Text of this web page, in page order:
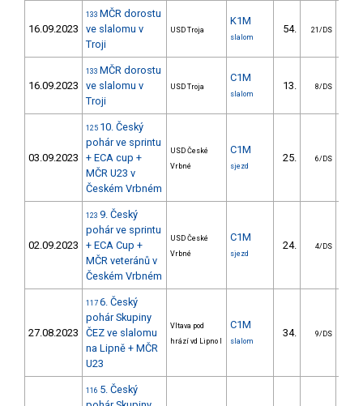
16.09.2023
133 MČR dorostu
ve slalomu v
Troji
USD Troja
K1M
slalom
54. 21/DS
16.09.2023
133 MČR dorostu
ve slalomu v
Troji
USD Troja
C1M
slalom
13. 8/DS
03.09.2023
125 10. Český
pohár ve sprintu
+ ECA cup +
MČR U23 v
Českém Vrbném
USD České
Vrbné
C1M
sjezd
25. 6/DS
02.09.2023
123 9. Český
pohár ve sprintu
+ ECA Cup +
MČR veteránů v
Českém Vrbném
USD České
Vrbné
C1M
sjezd
24. 4/DS
27.08.2023
117 6. Český
pohár Skupiny
ČEZ ve slalomu
na Lipně + MČR
U23
Vltava pod
hrází vd Lipno I
C1M
slalom
34. 9/DS
116 5. Český